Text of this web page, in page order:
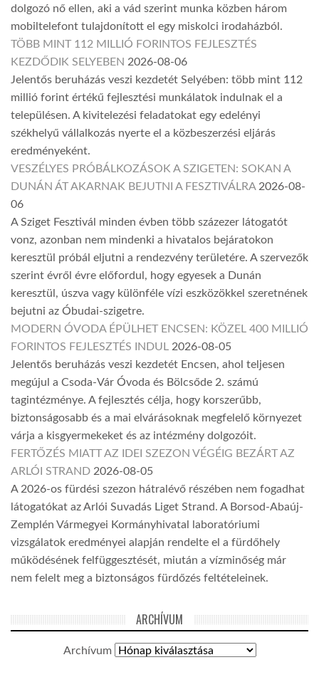
dolgozó nő ellen, aki a vád szerint munka közben három
mobiltelefont tulajdonított el egy miskolci irodaházból.
TÖBB MINT 112 MILLIÓ FORINTOS FEJLESZTÉS
KEZDŐDIK SELYEBEN 2026-08-06
Jelentős beruházás veszi kezdetét Selyében: több mint 112
millió forint értékű fejlesztési munkálatok indulnak el a
településen. A kivitelezési feladatokat egy edelényi
székhelyű vállalkozás nyerte el a közbeszerzési eljárás
eredményeként.
VESZÉLYES PRÓBÁLKOZÁSOK A SZIGETEN: SOKAN A
DUNÁN ÁT AKARNAK BEJUTNI A FESZTIVÁLRA 2026-08-
06
A Sziget Fesztivál minden évben több százezer látogatót
vonz, azonban nem mindenki a hivatalos bejáratokon
keresztül próbál eljutni a rendezvény területére. A szervezők
szerint évről évre előfordul, hogy egyesek a Dunán
keresztül, úszva vagy különféle vízi eszközökkel szeretnének
bejutni az Óbudai-szigetre.
MODERN ÓVODA ÉPÜLHET ENCSEN: KÖZEL 400 MILLIÓ
FORINTOS FEJLESZTÉS INDUL 2026-08-05
Jelentős beruházás veszi kezdetét Encsen, ahol teljesen
megújul a Csoda-Vár Óvoda és Bölcsőde 2. számú
tagintézménye. A fejlesztés célja, hogy korszerűbb,
biztonságosabb és a mai elvárásoknak megfelelő környezet
várja a kisgyermekeket és az intézmény dolgozóit.
FERTŐZÉS MIATT AZ IDEI SZEZON VÉGÉIG BEZÁRT AZ
ARLÓI STRAND 2026-08-05
A 2026-os fürdési szezon hátralévő részében nem fogadhat
látogatókat az Arlói Suvadás Liget Strand. A Borsod-Abaúj-
Zemplén Vármegyei Kormányhivatal laboratóriumi
vizsgálatok eredményei alapján rendelte el a fürdőhely
működésének felfüggesztését, miután a vízminőség már
nem felelt meg a biztonságos fürdőzés feltételeinek.
ARCHÍVUM
Archívum